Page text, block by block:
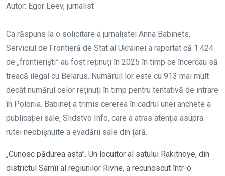
Autor: Egor Leev, jurnalist
Ca răspuns la o solicitare a jurnalistei Anna Babinets,
Serviciul de Frontieră de Stat al Ukrainei a raportat că 1.424
de „frontieriști” au fost reținuți în 2025 în timp ce încercau să
treacă ilegal cu Belarus. Număruil lor este cu 913 mai mult
decât numărul celor reținuți în timp pentru tentativă de intrare
în Polonia. Babineț a trimis cererea în cadrul unei anchete a
publicației sale, Slidstvo Info, care a atras atenția asupra
rutei neobișnuite a evadării sale din țară.
„Cunosc pădurea asta”. Un locuitor al satului Rakitnoye, din
districtul Sarnîi al regiunilor Rivne, a recunoscut într-o